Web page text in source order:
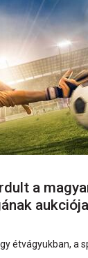
a
étvágyukban, a